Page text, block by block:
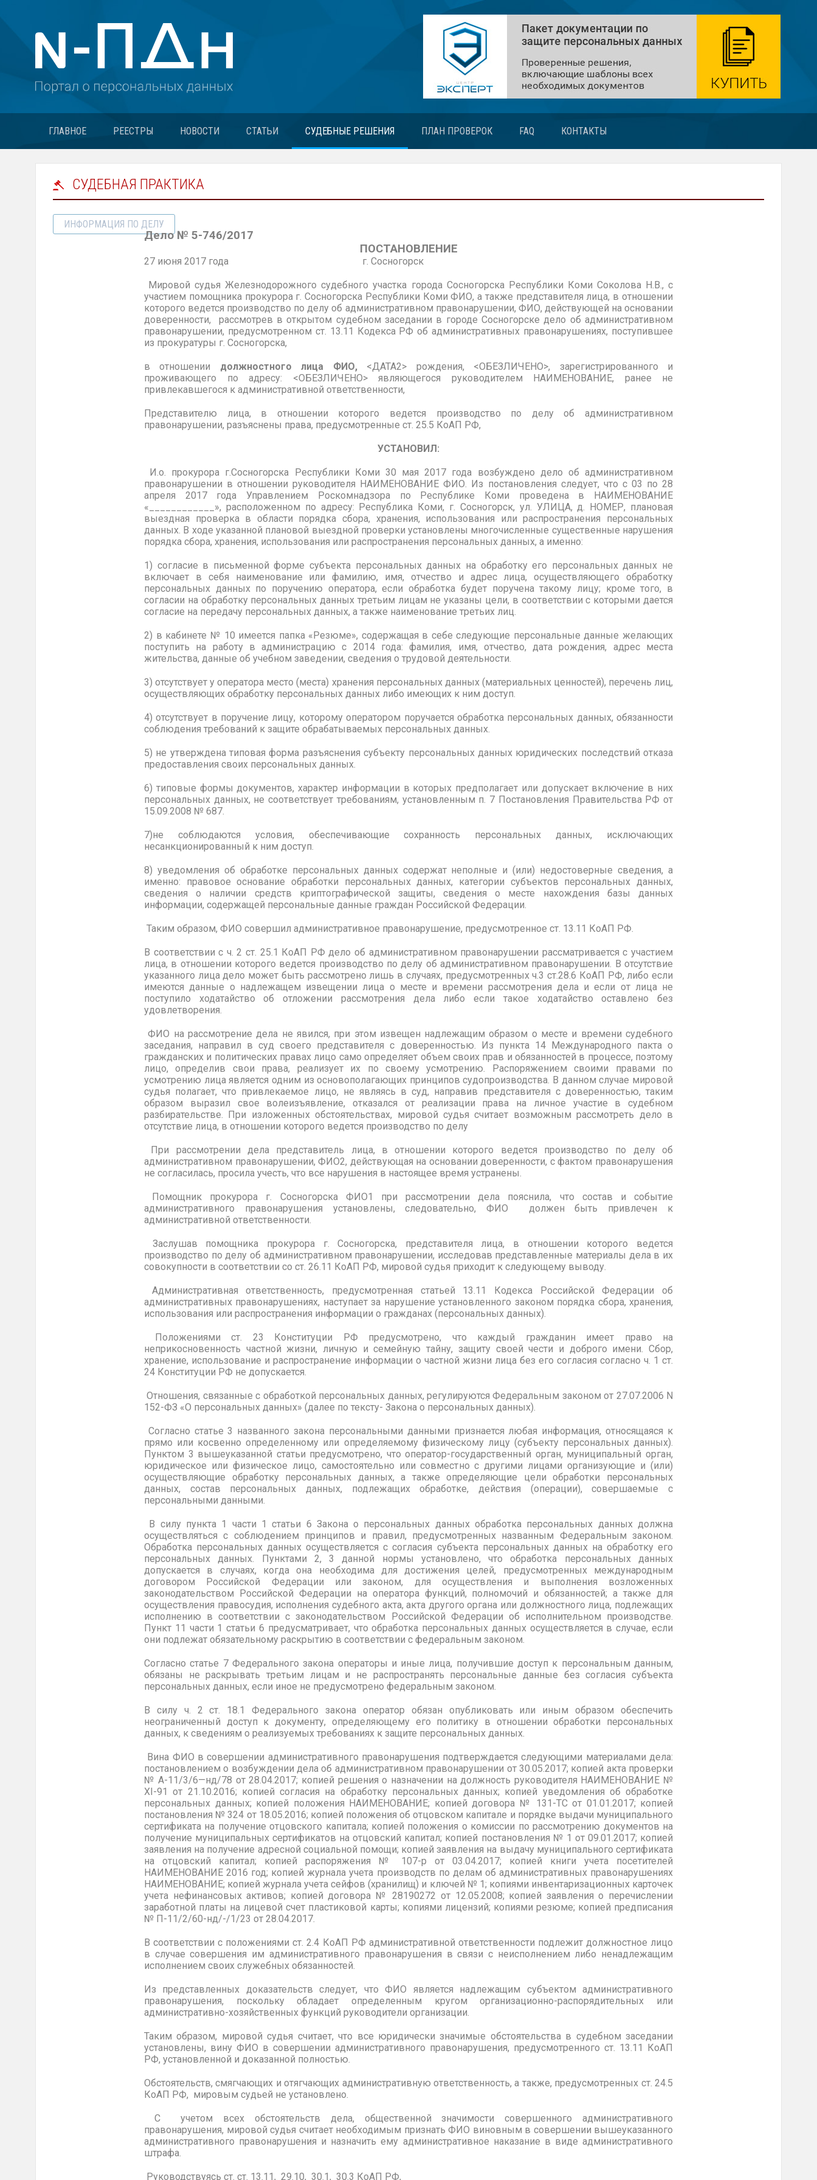
ГЛАВНОЕ РЕЕСТРЫ НОВОСТИ СТАТЬИ СУДЕБНЫЕ РЕШЕНИЯ ПЛАН ПРОВЕРОК FAQ КОНТАКТЫ
СУДЕБНАЯ ПРАКТИКА
ИНФОРМАЦИЯ ПО ДЕЛУ
Дело № 5-746/2017
ПОСТАНОВЛЕНИЕ
27 июня 2017 года г. Сосногорск
Мировой судья Железнодорожного судебного участка города Сосногорска Республики Коми Соколова Н.В., с
участием помощника прокурора г. Сосногорска Республики Коми ФИО, а также представителя лица, в отношении
которого ведется производство по делу об административном правонарушении, ФИО, действующей на основании
доверенности, рассмотрев в открытом судебном заседании в городе Сосногорске дело об административном
правонарушении, предусмотренном ст. 13.11 Кодекса РФ об административных правонарушениях, поступившее
из прокуратуры г. Сосногорска,
в отношении должностного лица ФИО, <ДАТА2> рождения, <ОБЕЗЛИЧЕНО>, зарегистрированного и
проживающего по адресу: <ОБЕЗЛИЧЕНО> являющегося руководителем НАИМЕНОВАНИЕ, ранее не
привлекавшегося к административной ответственности,
Представителю лица, в отношении которого ведется производство по делу об административном
правонарушении, разъяснены права, предусмотренные ст. 25.5 КоАП РФ,
УСТАНОВИЛ:
И.о. прокурора г.Сосногорска Республики Коми 30 мая 2017 года возбуждено дело об административном
правонарушении в отношении руководителя НАИМЕНОВАНИЕ ФИО. Из постановления следует, что с 03 по 28
апреля 2017 года Управлением Роскомнадзора по Республике Коми проведена в НАИМЕНОВАНИЕ
«____________», расположенном по адресу: Республика Коми, г. Сосногорск, ул. УЛИЦА, д. НОМЕР, плановая
выездная проверка в области порядка сбора, хранения, использования или распространения персональных
данных. В ходе указанной плановой выездной проверки установлены многочисленные существенные нарушения
порядка сбора, хранения, использования или распространения персональных данных, а именно:
1) согласие в письменной форме субъекта персональных данных на обработку его персональных данных не
включает в себя наименование или фамилию, имя, отчество и адрес лица, осуществляющего обработку
персональных данных по поручению оператора, если обработка будет поручена такому лицу; кроме того, в
согласии на обработку персональных данных третьим лицам не указаны цели, в соответствии с которыми дается
согласие на передачу персональных данных, а также наименование третьих лиц.
2) в кабинете № 10 имеется папка «Резюме», содержащая в себе следующие персональные данные желающих
поступить на работу в администрацию с 2014 года: фамилия, имя, отчество, дата рождения, адрес места
жительства, данные об учебном заведении, сведения о трудовой деятельности.
3) отсутствует у оператора место (места) хранения персональных данных (материальных ценностей), перечень лиц,
осуществляющих обработку персональных данных либо имеющих к ним доступ.
4) отсутствует в поручение лицу, которому оператором поручается обработка персональных данных, обязанности
соблюдения требований к защите обрабатываемых персональных данных.
5) не утверждена типовая форма разъяснения субъекту персональных данных юридических последствий отказа
предоставления своих персональных данных.
6) типовые формы документов, характер информации в которых предполагает или допускает включение в них
персональных данных, не соответствует требованиям, установленным п. 7 Постановления Правительства РФ от
15.09.2008 № 687.
7)не соблюдаются условия, обеспечивающие сохранность персональных данных, исключающих
несанкционированный к ним доступ.
8) уведомления об обработке персональных данных содержат неполные и (или) недостоверные сведения, а
именно: правовое основание обработки персональных данных, категории субъектов персональных данных,
сведения о наличии средств криптографической защиты, сведения о месте нахождения базы данных
информации, содержащей персональные данные граждан Российской Федерации.
Таким образом, ФИО совершил административное правонарушение, предусмотренное ст. 13.11 КоАП РФ.
В соответствии с ч. 2 ст. 25.1 КоАП РФ дело об административном правонарушении рассматривается с участием
лица, в отношении которого ведется производство по делу об административном правонарушении. В отсутствие
указанного лица дело может быть рассмотрено лишь в случаях, предусмотренных ч.3 ст.28.6 КоАП РФ, либо если
имеются данные о надлежащем извещении лица о месте и времени рассмотрения дела и если от лица не
поступило ходатайство об отложении рассмотрения дела либо если такое ходатайство оставлено без
удовлетворения.
ФИО на рассмотрение дела не явился, при этом извещен надлежащим образом о месте и времени судебного
заседания, направил в суд своего представителя с доверенностью. Из пункта 14 Международного пакта о
гражданских и политических правах лицо само определяет объем своих прав и обязанностей в процессе, поэтому
лицо, определив свои права, реализует их по своему усмотрению. Распоряжением своими правами по
усмотрению лица является одним из основополагающих принципов судопроизводства. В данном случае мировой
судья полагает, что привлекаемое лицо, не являясь в суд, направив представителя с доверенностью, таким
образом выразил свое волеизъявление, отказался от реализации права на личное участие в судебном
разбирательстве. При изложенных обстоятельствах, мировой судья считает возможным рассмотреть дело в
отсутствие лица, в отношении которого ведется производство по делу
При рассмотрении дела представитель лица, в отношении которого ведется производство по делу об
административном правонарушении, ФИО2, действующая на основании доверенности, с фактом правонарушения
не согласилась, просила учесть, что все нарушения в настоящее время устранены.
Помощник прокурора г. Сосногорска ФИО1 при рассмотрении дела пояснила, что состав и событие
административного правонарушения установлены, следовательно, ФИО должен быть привлечен к
административной ответственности.
Заслушав помощника прокурора г. Сосногорска, представителя лица, в отношении которого ведется
производство по делу об административном правонарушении, исследовав представленные материалы дела в их
совокупности в соответствии со ст. 26.11 КоАП РФ, мировой судья приходит к следующему выводу.
Административная ответственность, предусмотренная статьей 13.11 Кодекса Российской Федерации об
административных правонарушениях, наступает за нарушение установленного законом порядка сбора, хранения,
использования или распространения информации о гражданах (персональных данных).
Положениями ст. 23 Конституции РФ предусмотрено, что каждый гражданин имеет право на
неприкосновенность частной жизни, личную и семейную тайну, защиту своей чести и доброго имени. Сбор,
хранение, использование и распространение информации о частной жизни лица без его согласия согласно ч. 1 ст.
24 Конституции РФ не допускается.
Отношения, связанные с обработкой персональных данных, регулируются Федеральным закономот 27.07.2006 N
152-ФЗ «О персональных данных» (далее по тексту- Закона о персональных данных).
Согласно статье 3 названного закона персональными данными признается любая информация, относящаяся к
прямо или косвенно определенному или определяемому физическому лицу (субъекту персональных данных).
Пунктом 3 вышеуказанной статьи предусмотрено, что оператор-государственный орган, муниципальный орган,
юридическое или физическое лицо, самостоятельно или совместно с другими лицами организующие и (или)
осуществляющие обработку персональных данных, а также определяющие цели обработки персональных
данных, состав персональных данных, подлежащих обработке, действия (операции), совершаемые с
персональными данными.
В силу пункта 1 части 1 статьи 6 Закона о персональных данных обработка персональных данных должна
осуществляться с соблюдением принципов и правил, предусмотренных названным Федеральным законом.
Обработка персональных данных осуществляется с согласия субъекта персональных данных на обработку его
персональных данных. Пунктами 2, 3 данной нормы установлено, что обработка персональных данных
допускается в случаях, когда она необходима для достижения целей, предусмотренных международным
договором Российской Федерации или законом, для осуществления и выполнения возложенных
законодательством Российской Федерации на оператора функций, полномочий и обязанностей; а также для
осуществления правосудия, исполнения судебного акта, акта другого органа или должностного лица, подлежащих
исполнению в соответствии с законодательством Российской Федерации об исполнительном производстве.
Пункт 11 части 1 статьи 6 предусматривает, что обработка персональных данных осуществляется в случае, если
они подлежат обязательному раскрытию в соответствии с федеральным законом.
Согласно статье 7 Федерального закона операторы и иные лица, получившие доступ к персональным данным,
обязаны не раскрывать третьим лицам и не распространять персональные данные без согласия субъекта
персональных данных, если иное не предусмотрено федеральным законом.
В силу ч. 2 ст. 18.1 Федерального закона оператор обязан опубликовать или иным образом обеспечить
неограниченный доступ к документу, определяющему его политику в отношении обработки персональных
данных, к сведениям о реализуемых требованиях к защите персональных данных.
Вина ФИО в совершении административного правонарушения подтверждается следующими материалами дела:
постановлением о возбуждении дела об административном правонарушении от 30.05.2017; копией акта проверки
№ А-11/3/6—нд/78 от 28.04.2017; копией решения о назначении на должность руководителя НАИМЕНОВАНИЕ №
XI-91 от 21.10.2016; копией согласия на обработку персональных данных; копией уведомления об обработке
персональных данных; копией положения НАИМЕНОВАНИЕ; копией договора № 131-ТС от 01.01.2017; копией
постановления № 324 от 18.05.2016; копией положения об отцовском капитале и порядке выдачи муниципального
сертификата на получение отцовского капитала; копией положения о комиссии по рассмотрению документов на
получение муниципальных сертификатов на отцовский капитал; копией постановления № 1 от 09.01.2017; копией
заявления на получение адресной социальной помощи; копией заявления на выдачу муниципального сертификата
на отцовский капитал; копией распоряжения № 107-р от 03.04.2017; копией книги учета посетителей
НАИМЕНОВАНИЕ 2016 год; копией журнала учета производств по делам об административных правонарушениях
НАИМЕНОВАНИЕ; копией журнала учета сейфов (хранилищ) и ключей № 1; копиями инвентаризационных карточек
учета нефинансовых активов; копией договора № 28190272 от 12.05.2008; копией заявления о перечислении
заработной платы на лицевой счет пластиковой карты; копиями лицензий; копиями резюме; копией предписания
№ П-11/2/60-нд/-/1/23 от 28.04.2017.
В соответствии с положениями ст. 2.4 КоАП РФ административной ответственности подлежит должностное лицо
в случае совершения им административного правонарушения в связи с неисполнением либо ненадлежащим
исполнением своих служебных обязанностей.
Из представленных доказательств следует, что ФИО является надлежащим субъектом административного
правонарушения, поскольку обладает определенным кругом организационно-распорядительных или
административно-хозяйственных функций руководители организации.
Таким образом, мировой судья считает, что все юридически значимые обстоятельства в судебном заседании
установлены, вину ФИО в совершении административного правонарушения, предусмотренного ст. 13.11 КоАП
РФ, установленной и доказанной полностью.
Обстоятельств, смягчающих и отягчающих административную ответственность, а также, предусмотренных ст. 24.5
КоАП РФ, мировым судьей не установлено.
С учетом всех обстоятельств дела, общественной значимости совершенного административного
правонарушения, мировой судья считает необходимым признать ФИО виновным в совершении вышеуказанного
административного правонарушения и назначить ему административное наказание в виде административного
штрафа.
Руководствуясь ст. ст. 13.11, 29.10, 30.1, 30.3 КоАП РФ,